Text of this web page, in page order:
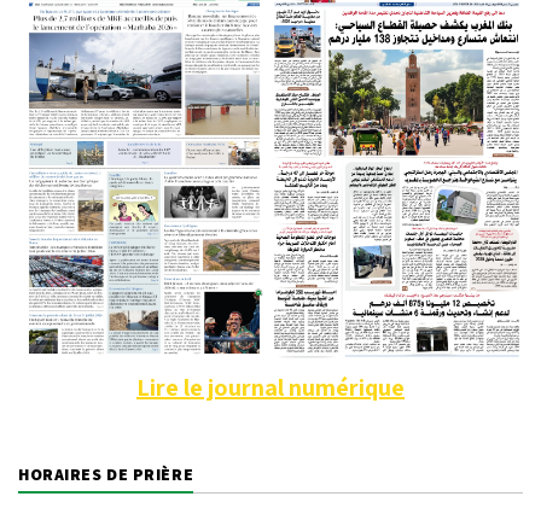
Lire le journal numérique
HORAIRES DE PRIÈRE